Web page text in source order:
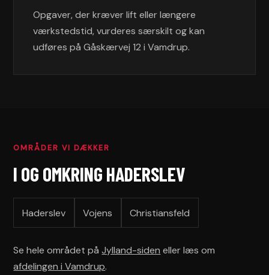
Opgaver, der kræver lift eller længere
værkstedstid, vurderes særskilt og kan
udføres på Gåskærvej 12 i Vamdrup.
OMRÅDER VI DÆKKER
I OG OMKRING HADERSLEV
Haderslev Vojens Christiansfeld
Se hele området påJylland-siden eller læs om
afdelingen i Vamdrup.